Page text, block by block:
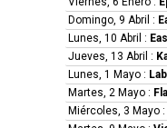
Domingo, 9 Abril :
Lunes, 10 Abril :
Jueves, 13 Abril :
Lunes, 1 Mayo :
Martes, 2 Mayo :
Miércoles, 3 Mayo :